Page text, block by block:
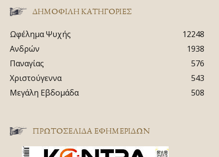
ΔΗΜΟΦΙΛΗ ΚΑΤΗΓΟΡΙΕΣ
Ωφέλημα Ψυχής
12248
Ανδρών
1938
Παναγίας
576
Χριστούγεννα
543
Μεγάλη Εβδομάδα
508
ΠΡΩΤΟΣΈΛΙΔΑ ΕΦΗΜΕΡΊΔΩΝ